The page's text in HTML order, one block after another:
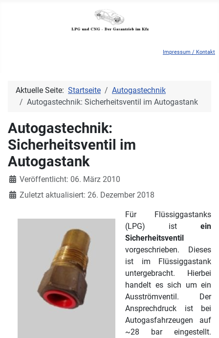
Impressum / Kontakt
Aktuelle Seite: Startseite
Autogastechnik
Autogastechnik: Sicherheitsventil im Autogastank
Autogastechnik:
Sicherheitsventil im
Autogastank
DetailsVeröffentlicht: 06. März 2010
Zuletzt aktualisiert: 26. Dezember 2018
Für Flüssiggastanks
(LPG) ist ein
Sicherheitsventil
vorgeschrieben. Dieses
ist im Flüssiggastank
untergebracht. Hierbei
handelt es sich um ein
Ausströmventil. Der
Ansprechdruck ist bei
Autogasfahrzeugen auf
~28 bar eingestellt.